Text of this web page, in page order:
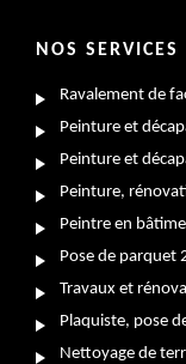
NOS SERVICES
Ravalement de
Peinture et
Peinture et
Peinture,
Peintre en
Pose de parquet
Travaux et
Plaquiste, pose
Nettoyage de